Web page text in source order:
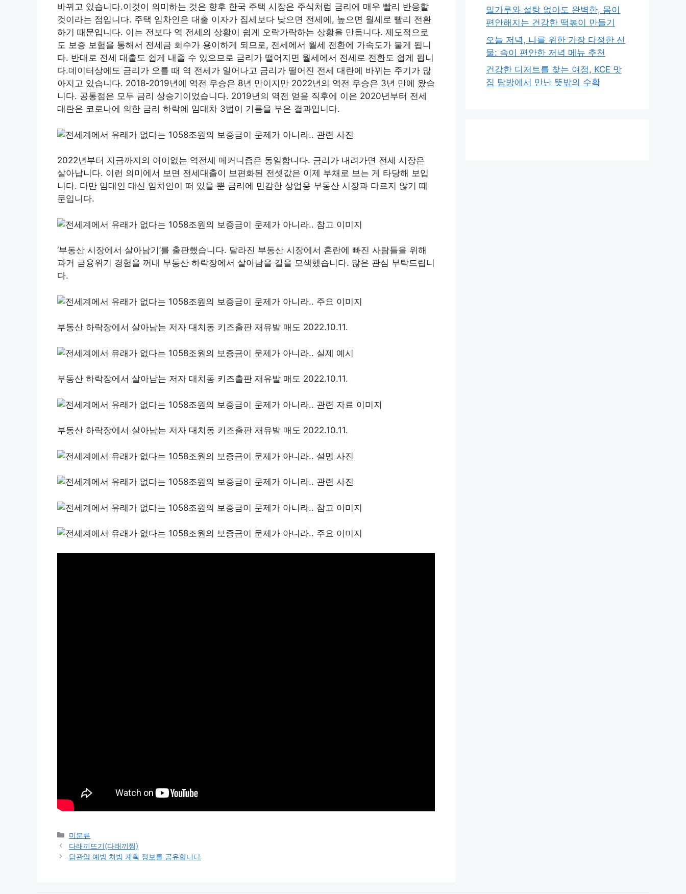
바뀌고 있습니다.이것이 의미하는 것은 향후 한국 주택 시장은 주식처럼 금리에 매우 빨리 반응할
것이라는 점입니다. 주택 임차인은 대출 이자가 집세보다 낮으면 전세에, 높으면 월세로 빨리 전환
하기 때문입니다. 이는 전보다 역 전세의 상황이 쉽게 오락가락하는 상황을 만듭니다. 제도적으로
도 보증 보험을 통해서 전세금 회수가 용이하게 되므로, 전세에서 월세 전환에 가속도가 붙게 됩니
다. 반대로 전세 대출도 쉽게 내줄 수 있으므로 금리가 떨어지면 월세에서 전세로 전환도 쉽게 됩니
다.데이터상에도 금리가 오를 때 역 전세가 일어나고 금리가 떨어진 전세 대란에 바뀌는 주기가 많
아지고 있습니다. 2018-2019년에 역전 우승은 8년 만이지만 2022년의 역전 우승은 3년 만에 왔습
니다. 공통점은 모두 금리 상승기이었습니다. 2019년의 역전 얻음 직후에 이은 2020년부터 전세
대란은 코로나에 의한 금리 하락에 임대차 3법이 기름을 부은 결과입니다.
2022년부터 지금까지의 어이없는 역전세 메커니즘은 동일합니다. 금리가 내려가면 전세 시장은
살아납니다. 이런 의미에서 보면 전세대출이 보편화된 전셋값은 이제 부채로 보는 게 타당해 보입
니다. 다만 임대인 대신 임차인이 떠 있을 뿐 금리에 민감한 상업용 부동산 시장과 다르지 않기 때
문입니다.
‘부동산 시장에서 살아남기’를 출판했습니다. 달라진 부동산 시장에서 혼란에 빠진 사람들을 위해
과거 금융위기 경험을 꺼내 부동산 하락장에서 살아남을 길을 모색했습니다. 많은 관심 부탁드립니
다.
부동산 하락장에서 살아남는 저자 대치동 키즈출판 재유발 매도 2022.10.11.
부동산 하락장에서 살아남는 저자 대치동 키즈출판 재유발 매도 2022.10.11.
부동산 하락장에서 살아남는 저자 대치동 키즈출판 재유발 매도 2022.10.11.
Categories
미분류
다래끼뜨기(다래끼찜)
담관암 예방 처방 계획 정보를 공유합니다
밀가루와 설탕 없이도 완벽한, 몸이
편안해지는 건강한 떡볶이 만들기
오늘 저녁, 나를 위한 가장 다정한 선
물: 속이 편안한 저녁 메뉴 추천
건강한 디저트를 찾는 여정, KCE 맛
집 탐방에서 만난 뜻밖의 수확